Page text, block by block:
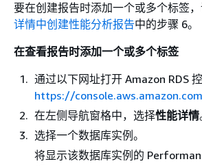
要在创建报告时添加一个或多个标签
详情中创建性能分析报告中的步骤 6。
在查看报告时添加一个或多个标签
通过以下网址打开 Amazon RDS 控
https://
在左侧导航窗格中，选择性能详情
选择一个数据库实例。
将显示该数据库实例的